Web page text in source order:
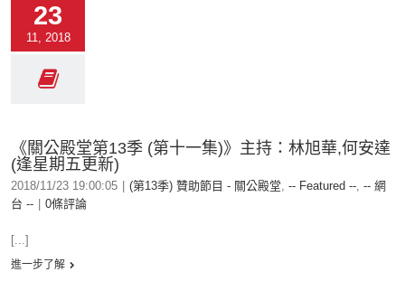
23
11, 2018
《關公殿堂第13季 (第十一集)》主持：林旭華,何安達
(逢星期五更新)
2018/11/23 19:00:05 (第13季) 贊助節目 - 關公殿堂, -- Featured --, -- 網
台 --
0條評論
[...]
進一步了解